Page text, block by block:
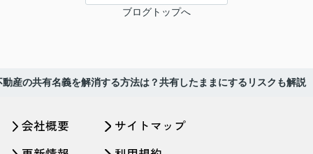
ブログトップへ
動産の共有名義を解消する方法は？共有したままにするリスクも解説
会社概要
サイトマップ